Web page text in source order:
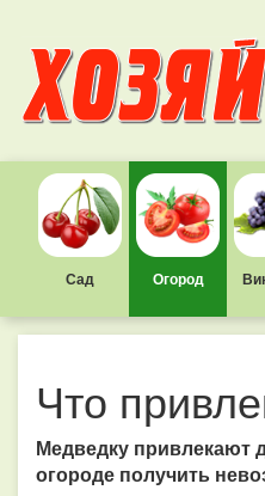
Сад Огород
Что
Медведку привлекают
огороде получить